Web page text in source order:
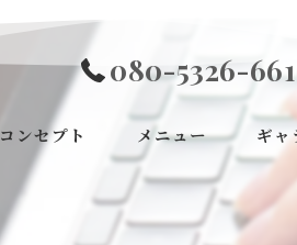
080-5326-
コンセプト メニュー ギャ